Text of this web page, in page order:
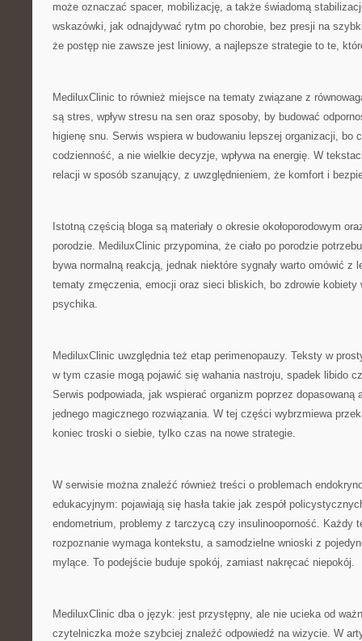
może oznaczać spacer, mobilizację, a także świadomą
wskazówki, jak odnajdywać rytm po chorobie, bez presji na
że postęp nie zawsze jest liniowy, a najlepsze strategie to te,
MediluxClinic to również miejsce na tematy związane z
są stres, wpływ stresu na sen oraz sposoby, by budować
higienę snu. Serwis wspiera w budowaniu lepszej organizacji, bo
codzienność, a nie wielkie decyzje, wpływa na energię. W
relacji w sposób szanujący, z uwzględnieniem, że komfort i
Istotną częścią bloga są materiały o okresie okołoporodowym
porodzie. MediluxClinic przypomina, że ciało po porodzie
bywa normalną reakcją, jednak niektóre sygnały warto omówić z
tematy zmęczenia, emocji oraz sieci bliskich, bo zdrowie
psychika.
MediluxClinic uwzględnia też etap perimenopauzy. Teksty w
w tym czasie mogą pojawić się wahania nastroju, spadek libido
Serwis podpowiada, jak wspierać organizm poprzez dopasowaną
jednego magicznego rozwiązania. W tej części wybrzmiewa
koniec troski o siebie, tylko czas na nowe strategie.
W serwisie można znaleźć również treści o problemach
edukacyjnym: pojawiają się hasła takie jak zespół
endometrium, problemy z tarczycą czy insulinooporność. Każdy
rozpoznanie wymaga kontekstu, a samodzielne wnioski z
mylące. To podejście buduje spokój, zamiast nakręcać niepokój.
MediluxClinic dba o język: jest przystępny, ale nie ucieka od
czytelniczka może szybciej znaleźć odpowiedź na wizycie. W